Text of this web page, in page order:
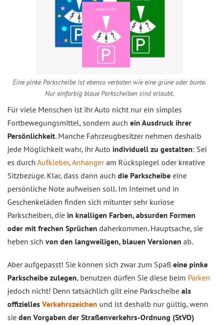
Eine pinke Parkscheibe ist ebenso verboten wie eine grüne oder bunte.
Nur einfarbig blaue Parkscheiben sind erlaubt.
Für viele Menschen ist ihr Auto nicht nur ein simples
Fortbewegungsmittel, sondern auch ein Ausdruck ihrer
Persönlichkeit. Manche Fahrzeugbesitzer nehmen deshalb
jede Möglichkeit wahr, ihr Auto individuell zu gestalten: Sei
es durch Aufkleber,Anhängeram Rückspiegel oder kreative
Sitzbezüge. Klar, dass dann auch die Parkscheibe eine
persönliche Note aufweisen soll. Im Internet und in
Geschenkeläden finden sich mitunter sehr kuriose
Parkscheiben, die in knalligen Farben, absurden Formen
oder mit frechen Sprüchen daherkommen. Hauptsache, sie
heben sich von den langweiligen, blauen Versionen ab.
Aber aufgepasst! Sie können sich zwar zum Spaß eine pinke
Parkscheibe zulegen, benutzen dürfen Sie diese beim Parken
jedoch nicht! Denn tatsächlich gilt eine Parkscheibe als
offizielles Verkehrszeichen und ist deshalb nur gültig, wenn
sie den Vorgaben der Straßenverkehrs-Ordnung (StVO)